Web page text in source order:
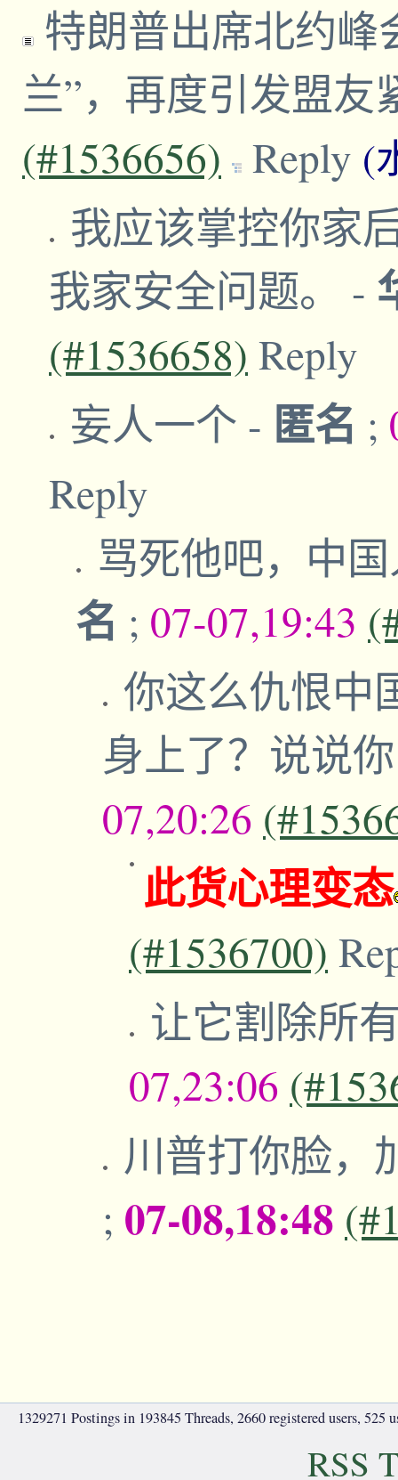
特朗普出席北约峰
兰”，再度引发盟友
(#1536656) Reply (
我应该掌控你家
我家安全问题。 -
(#1536658) Reply
妄人一个 - 匿名 ;
Reply
骂死他吧，中
名 ; 07-07,19:43
你这么仇恨中
身上了？说说
07,20:26
此货心理变态
(#1536700)
让它割除所
07,23:06
川普打你脸，
; 07-08,18:48
1329271 Postings in 193845 Threads, 2660 registered users, 525
RSS